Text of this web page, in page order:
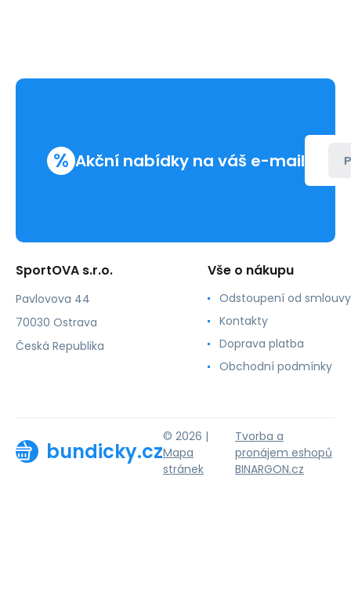
% Akční nabídky na váš e-mail
SportOVA s.r.o.
Pavlovova 44
70030 Ostrava
Česká Republika
Vše o nákupu
Odstoupení od smlouvy
Kontakty
Doprava platba
Obchodní podmínky
bundicky.cz
© 2026 |
Mapa
stránek
Tvorba a
pronájem eshopů
BINARGON.cz